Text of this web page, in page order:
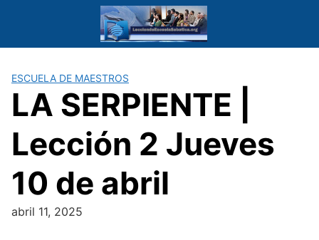
ESCUELA DE MAESTROS
LA SERPIENTE |
Lección 2 Jueves
10 de abril
abril 11, 2025